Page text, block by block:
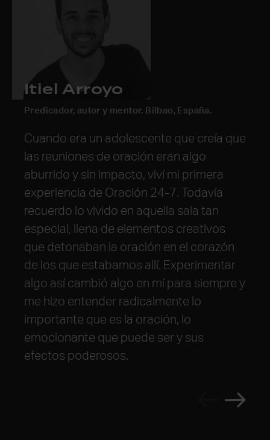
Itiel Arroyo
Predicador, autor y mentor. Bilbao, España.
Cuando era un adolescente que creía que
las reuniones de oración eran algo
aburrido y sin impacto, viví mi primera
experiencia de Oración 24-7. Todavía
recuerdo lo vivido en aquella sala tan
especial, llena de elementos creativos
que detonaban la oración en el corazón
de los que estabamos allí. Experimentar
algo así cambió algo en mí para siempre y
me hizo entender radicalmente lo
importante que es la oración, lo
emocionante que puede ser y sus
efectos poderosos.
John Mark Comer
Pastor fundador de Bridgetown Church en
«Oración 24-7 está a la vanguardia de lo
que el Espíritu de Dios está suscitando en
toda la iglesia global: un retorno a una
vida neo-monástica de oración profunda,
una densa red de vida comunitaria y un
enorme corazón por la justicia y el avance
del Evangelio. Sigo viéndoles como una
estrella polar para la iglesia del futuro»
Jaz Jacob
Compositora y líder de alabanza, Madrid,
24-7 ha formado parte de mi vida y de
mis primeros pasos con el Señor. Fue en
una sala de oración 24-7 donde aprendí a
pasar tiempo con Dios sin mirar el reloj y
dónde descubrí que orar no tenía que ser
algo religioso y aburrido, sino que se
podía expresar una oración a Dios de
maneras diferentes, creativas y vivas.